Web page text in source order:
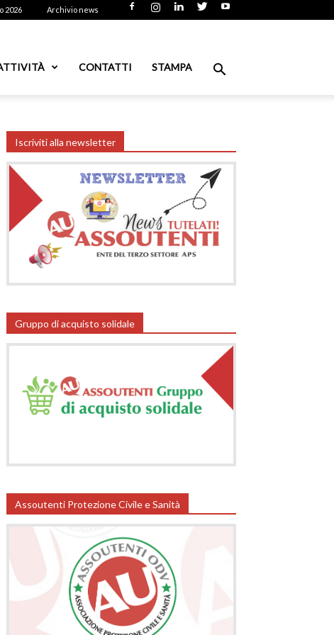
2026 Archivio news
CONTATTI STAMPA
Iscriviti alla newsletter
Gruppo di acquisto solidale
Assoutenti Protezione Civile e Sanità